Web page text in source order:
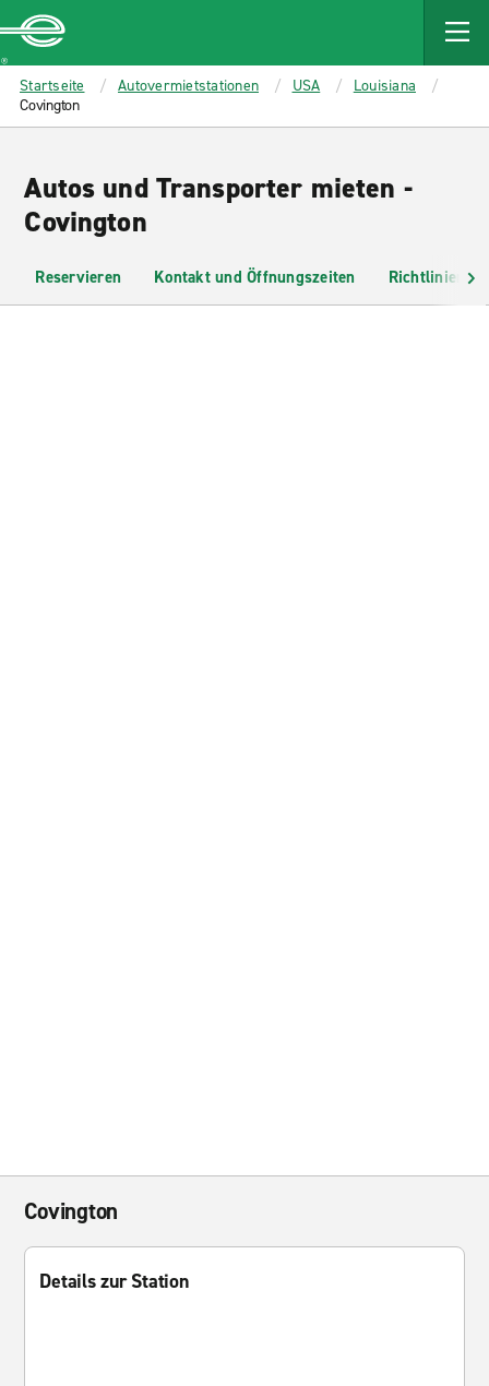
MAIN
CONTENT
Enterprise
Startseite Autovermietstationen USA
Louisiana
Covington
Autos und Transporter mieten -
Covington
Reservieren Kontakt und Öffnungszeiten Richtlinien
Covington
Details zur Station